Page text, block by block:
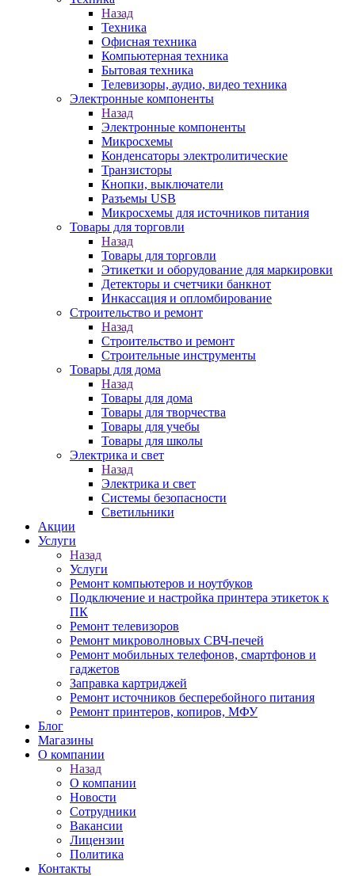
Назад
Техника
Офисная техника
Компьютерная техника
Бытовая техника
Телевизоры, аудио, видео техника
Электронные компоненты
Назад
Электронные компоненты
Микросхемы
Конденсаторы электролитические
Транзисторы
Кнопки, выключатели
Разъемы USB
Микросхемы для источников питания
Товары для торговли
Назад
Товары для торговли
Этикетки и оборудование для маркировки
Детекторы и счетчики банкнот
Инкассация и опломбирование
Строительство и ремонт
Назад
Строительство и ремонт
Строительные инструменты
Товары для дома
Назад
Товары для дома
Товары для творчества
Товары для учебы
Товары для школы
Электрика и свет
Назад
Электрика и свет
Системы безопасности
Светильники
Акции
Услуги
Назад
Услуги
Ремонт компьютеров и ноутбуков
Подключение и настройка принтера этикеток к
ПК
Ремонт телевизоров
Ремонт микроволновых СВЧ-печей
Ремонт мобильных телефонов, смартфонов и
гаджетов
Заправка картриджей
Ремонт источников бесперебойного питания
Ремонт принтеров, копиров, МФУ
Блог
Магазины
О компании
Назад
О компании
Новости
Сотрудники
Вакансии
Лицензии
Политика
Контакты